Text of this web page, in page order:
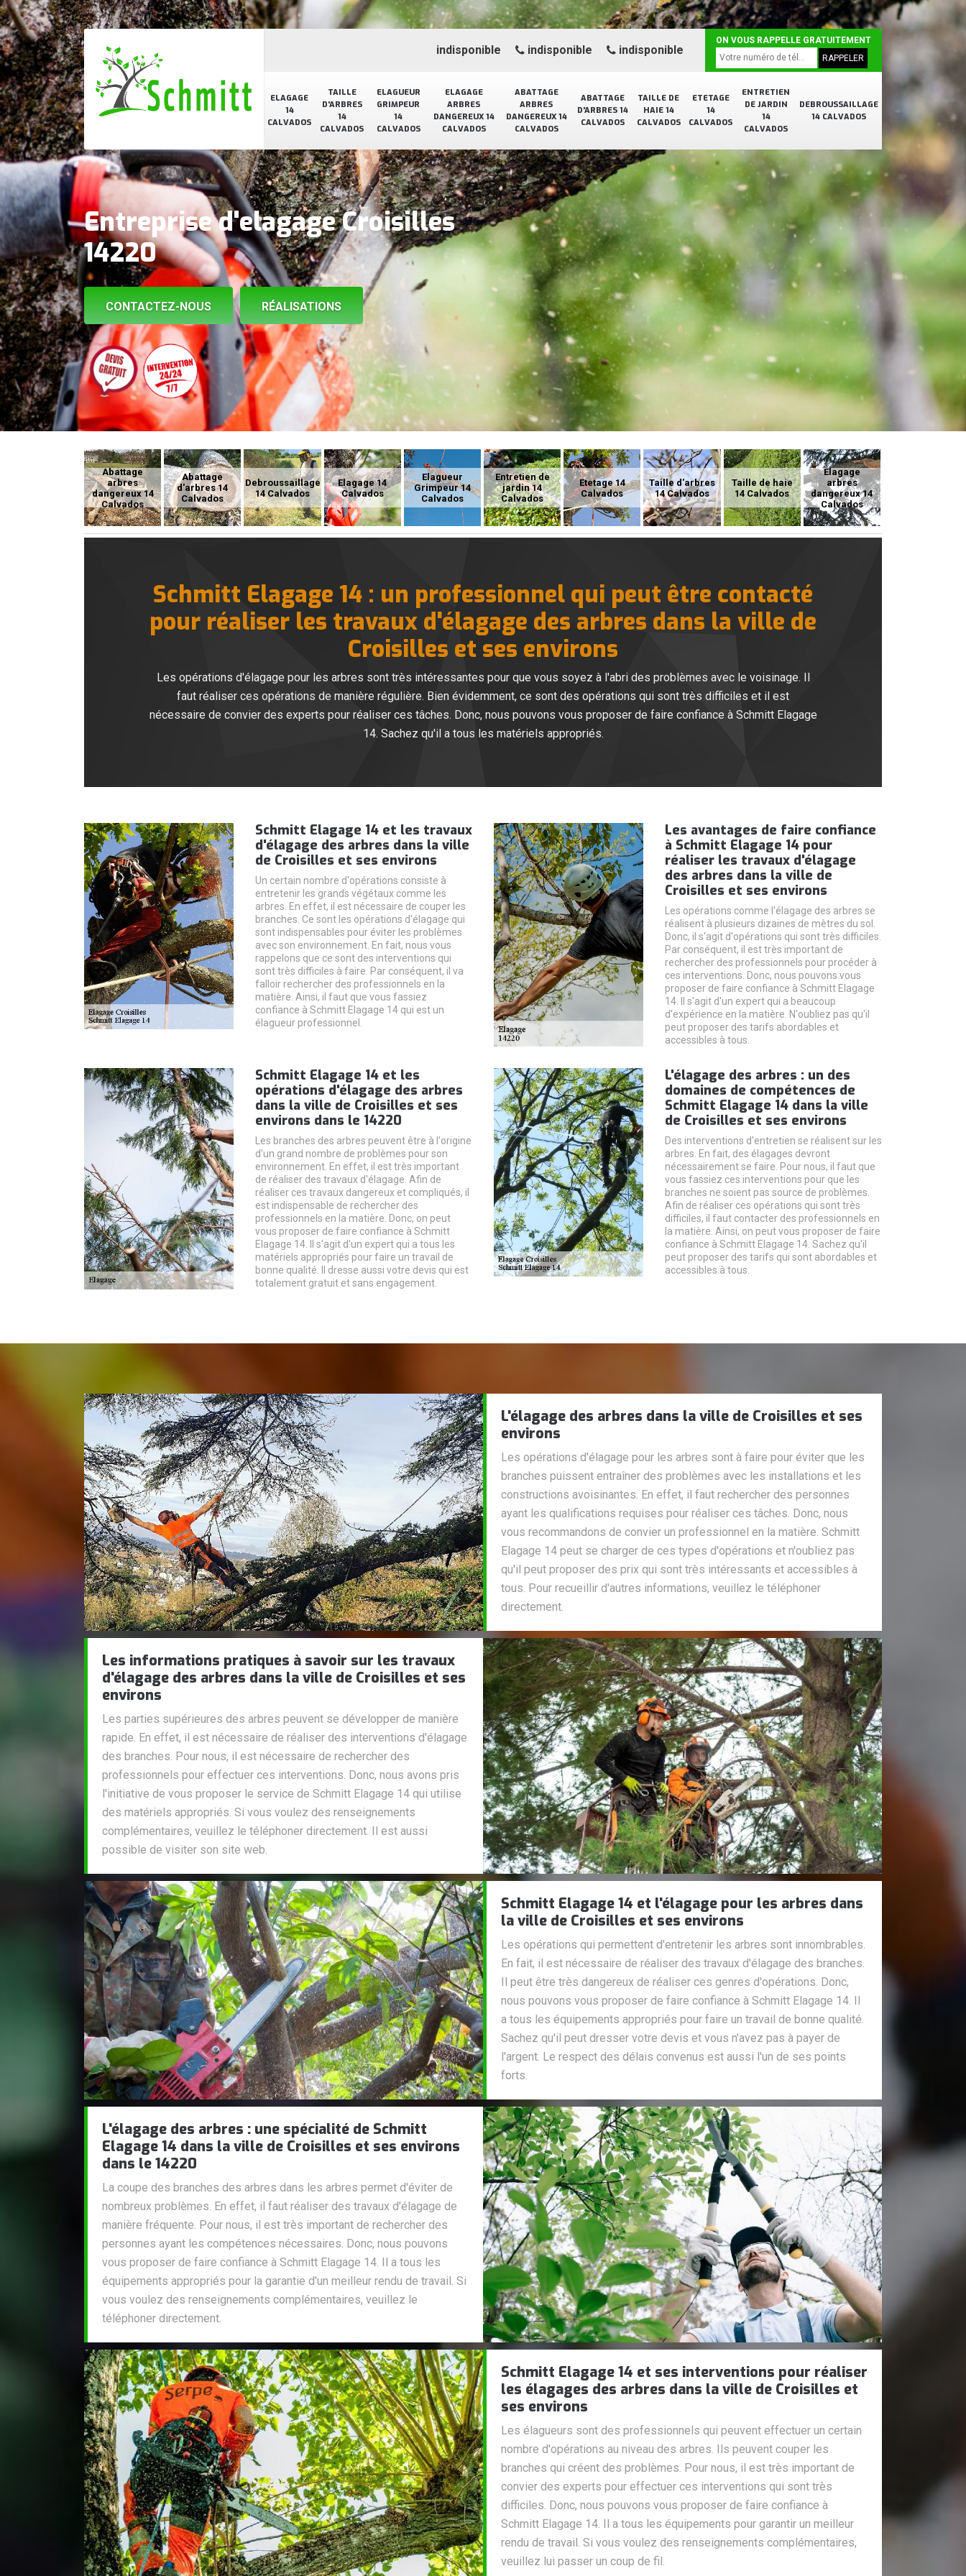
ELAGAGE
14
CALVADOS
TAILLE
D'ARBRES
14
CALVADOS
ELAGUEUR
GRIMPEUR
14
CALVADOS
ELAGAGE
ARBRES
DANGEREUX 14
CALVADOS
ABATTAGE
ARBRES
DANGEREUX 14
CALVADOS
ABATTAGE
D'ARBRES 14
CALVADOS
TAILLE DE
HAIE 14
CALVADOS
ETETAGE
14
CALVADOS
ENTRETIEN
DE JARDIN
14
CALVADOS
DEBROUSSAILLAGE
14 CALVADOS
indisponible indisponible indisponible
ON VOUS RAPPELLE GRATUITEMENT
Entreprise d'elagage Croisilles
14220
CONTACTEZ-NOUS RÉALISATIONS
Abattage
arbres
dangereux 14
Calvados
Abattage
d'arbres 14
Calvados
Debroussaillage
14 Calvados
Elagage 14
Calvados
Elagueur
Grimpeur 14
Calvados
Entretien de
jardin 14
Calvados
Etetage 14
Calvados
Taille d'arbres
14 Calvados
Taille de haie
14 Calvados
Elagage
arbres
dangereux 14
Calvados
Schmitt Elagage 14 : un professionnel qui peut être contacté
pour réaliser les travaux d'élagage des arbres dans la ville de
Croisilles et ses environs
Les opérations d'élagage pour les arbres sont très intéressantes pour que vous soyez à l'abri des problèmes avec le voisinage. Il
faut réaliser ces opérations de manière régulière. Bien évidemment, ce sont des opérations qui sont très difficiles et il est
nécessaire de convier des experts pour réaliser ces tâches. Donc, nous pouvons vous proposer de faire confiance à Schmitt Elagage
14. Sachez qu'il a tous les matériels appropriés.
Schmitt Elagage 14 et les travaux
d'élagage des arbres dans la ville
de Croisilles et ses environs
Un certain nombre d'opérations consiste à
entretenir les grands végétaux comme les
arbres. En effet, il est nécessaire de couper les
branches. Ce sont les opérations d'élagage qui
sont indispensables pour éviter les problèmes
avec son environnement. En fait, nous vous
rappelons que ce sont des interventions qui
sont très difficiles à faire. Par conséquent, il va
falloir rechercher des professionnels en la
matière. Ainsi, il faut que vous fassiez
confiance à Schmitt Elagage 14 qui est un
élagueur professionnel.
Les avantages de faire confiance
à Schmitt Elagage 14 pour
réaliser les travaux d'élagage
des arbres dans la ville de
Croisilles et ses environs
Les opérations comme l'élagage des arbres se
réalisent à plusieurs dizaines de mètres du sol.
Donc, il s'agit d'opérations qui sont très difficiles.
Par conséquent, il est très important de
rechercher des professionnels pour procéder à
ces interventions. Donc, nous pouvons vous
proposer de faire confiance à Schmitt Elagage
14. Il s'agit d'un expert qui a beaucoup
d'expérience en la matière. N'oubliez pas qu'il
peut proposer des tarifs abordables et
accessibles à tous.
Schmitt Elagage 14 et les
opérations d'élagage des arbres
dans la ville de Croisilles et ses
environs dans le 14220
Les branches des arbres peuvent être à l'origine
d'un grand nombre de problèmes pour son
environnement. En effet, il est très important
de réaliser des travaux d'élagage. Afin de
réaliser ces travaux dangereux et compliqués, il
est indispensable de rechercher des
professionnels en la matière. Donc, on peut
vous proposer de faire confiance à Schmitt
Elagage 14. Il s'agit d'un expert qui a tous les
matériels appropriés pour faire un travail de
bonne qualité. Il dresse aussi votre devis qui est
totalement gratuit et sans engagement.
L'élagage des arbres : un des
domaines de compétences de
Schmitt Elagage 14 dans la ville
de Croisilles et ses environs
Des interventions d'entretien se réalisent sur les
arbres. En fait, des élagages devront
nécessairement se faire. Pour nous, il faut que
vous fassiez ces interventions pour que les
branches ne soient pas source de problèmes.
Afin de réaliser ces opérations qui sont très
difficiles, il faut contacter des professionnels en
la matière. Ainsi, on peut vous proposer de faire
confiance à Schmitt Elagage 14. Sachez qu'il
peut proposer des tarifs qui sont abordables et
accessibles à tous.
L'élagage des arbres dans la ville de Croisilles et ses
environs
Les opérations d'élagage pour les arbres sont à faire pour éviter que les
branches puissent entraîner des problèmes avec les installations et les
constructions avoisinantes. En effet, il faut rechercher des personnes
ayant les qualifications requises pour réaliser ces tâches. Donc, nous
vous recommandons de convier un professionnel en la matière. Schmitt
Elagage 14 peut se charger de ces types d'opérations et n'oubliez pas
qu'il peut proposer des prix qui sont très intéressants et accessibles à
tous. Pour recueillir d'autres informations, veuillez le téléphoner
directement.
Les informations pratiques à savoir sur les travaux
d'élagage des arbres dans la ville de Croisilles et ses
environs
Les parties supérieures des arbres peuvent se développer de manière
rapide. En effet, il est nécessaire de réaliser des interventions d'élagage
des branches. Pour nous, il est nécessaire de rechercher des
professionnels pour effectuer ces interventions. Donc, nous avons pris
l'initiative de vous proposer le service de Schmitt Elagage 14 qui utilise
des matériels appropriés. Si vous voulez des renseignements
complémentaires, veuillez le téléphoner directement. Il est aussi
possible de visiter son site web.
Schmitt Elagage 14 et l'élagage pour les arbres dans
la ville de Croisilles et ses environs
Les opérations qui permettent d'entretenir les arbres sont innombrables.
En fait, il est nécessaire de réaliser des travaux d'élagage des branches.
Il peut être très dangereux de réaliser ces genres d'opérations. Donc,
nous pouvons vous proposer de faire confiance à Schmitt Elagage 14. Il
a tous les équipements appropriés pour faire un travail de bonne qualité.
Sachez qu'il peut dresser votre devis et vous n'avez pas à payer de
l'argent. Le respect des délais convenus est aussi l'un de ses points
forts.
L'élagage des arbres : une spécialité de Schmitt
Elagage 14 dans la ville de Croisilles et ses environs
dans le 14220
La coupe des branches des arbres dans les arbres permet d'éviter de
nombreux problèmes. En effet, il faut réaliser des travaux d'élagage de
manière fréquente. Pour nous, il est très important de rechercher des
personnes ayant les compétences nécessaires. Donc, nous pouvons
vous proposer de faire confiance à Schmitt Elagage 14. Il a tous les
équipements appropriés pour la garantie d'un meilleur rendu de travail. Si
vous voulez des renseignements complémentaires, veuillez le
téléphoner directement.
Schmitt Elagage 14 et ses interventions pour réaliser
les élagages des arbres dans la ville de Croisilles et
ses environs
Les élagueurs sont des professionnels qui peuvent effectuer un certain
nombre d'opérations au niveau des arbres. Ils peuvent couper les
branches qui créent des problèmes. Pour nous, il est très important de
convier des experts pour effectuer ces interventions qui sont très
difficiles. Donc, nous pouvons vous proposer de faire confiance à
Schmitt Elagage 14. Il a tous les équipements pour garantir un meilleur
rendu de travail. Si vous voulez des renseignements complémentaires,
veuillez lui passer un coup de fil.